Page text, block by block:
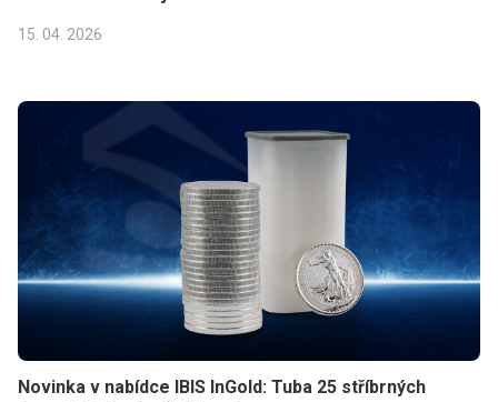
15. 04. 2026
Novinka v nabídce IBIS InGold: Tuba 25 stříbrných